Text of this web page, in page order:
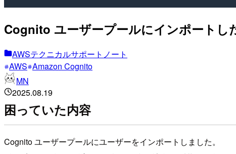
Cognito ユーザープールにインポートし
AWSテクニカルサポートノート
AWS Amazon Cognito
MN
2025.08.19
困っていた内容
Cognito ユーザープールにユーザーをインポートしました。